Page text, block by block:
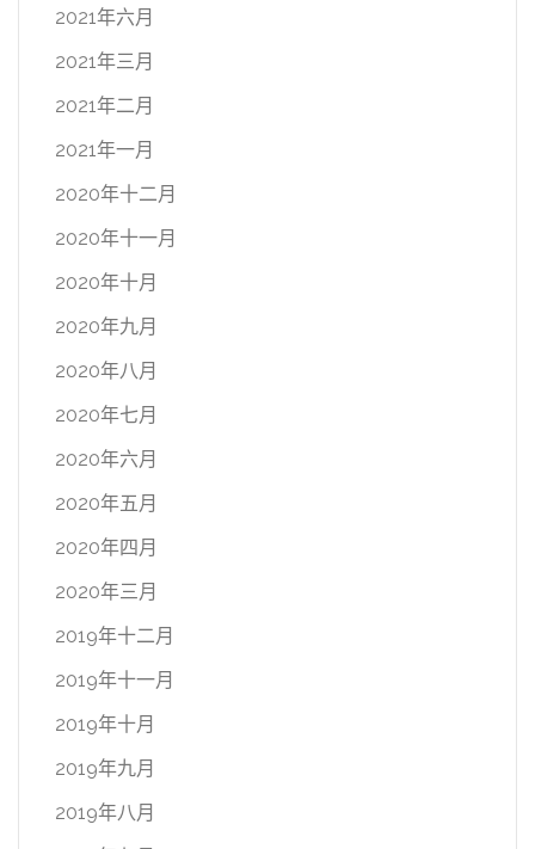
2021年六月
2021年三月
2021年二月
2021年一月
2020年十二月
2020年十一月
2020年十月
2020年九月
2020年八月
2020年七月
2020年六月
2020年五月
2020年四月
2020年三月
2019年十二月
2019年十一月
2019年十月
2019年九月
2019年八月